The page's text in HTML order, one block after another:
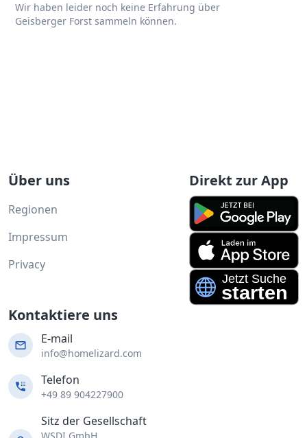
Wir haben leider noch keine Erfahrung über
Geisberger Forst sammeln können.
Über uns
Regionen
Impressum
Privacy
Direkt zur App
Kontaktiere uns
E-mail
info@homelizard.com
Telefon
+49 89 904227900
Sitz der Gesellschaft